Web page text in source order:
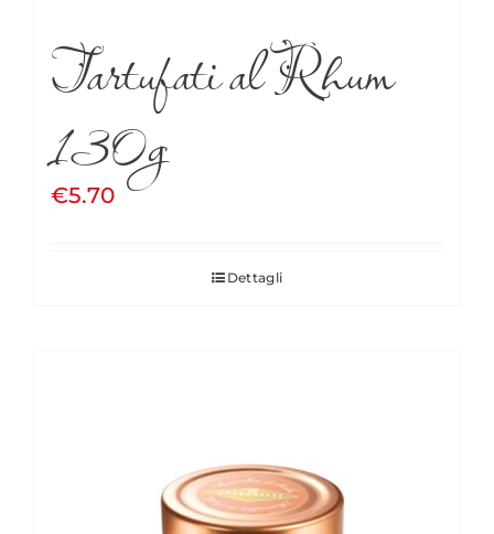
Tartufati al Rhum
130g
€5.70
Dettagli